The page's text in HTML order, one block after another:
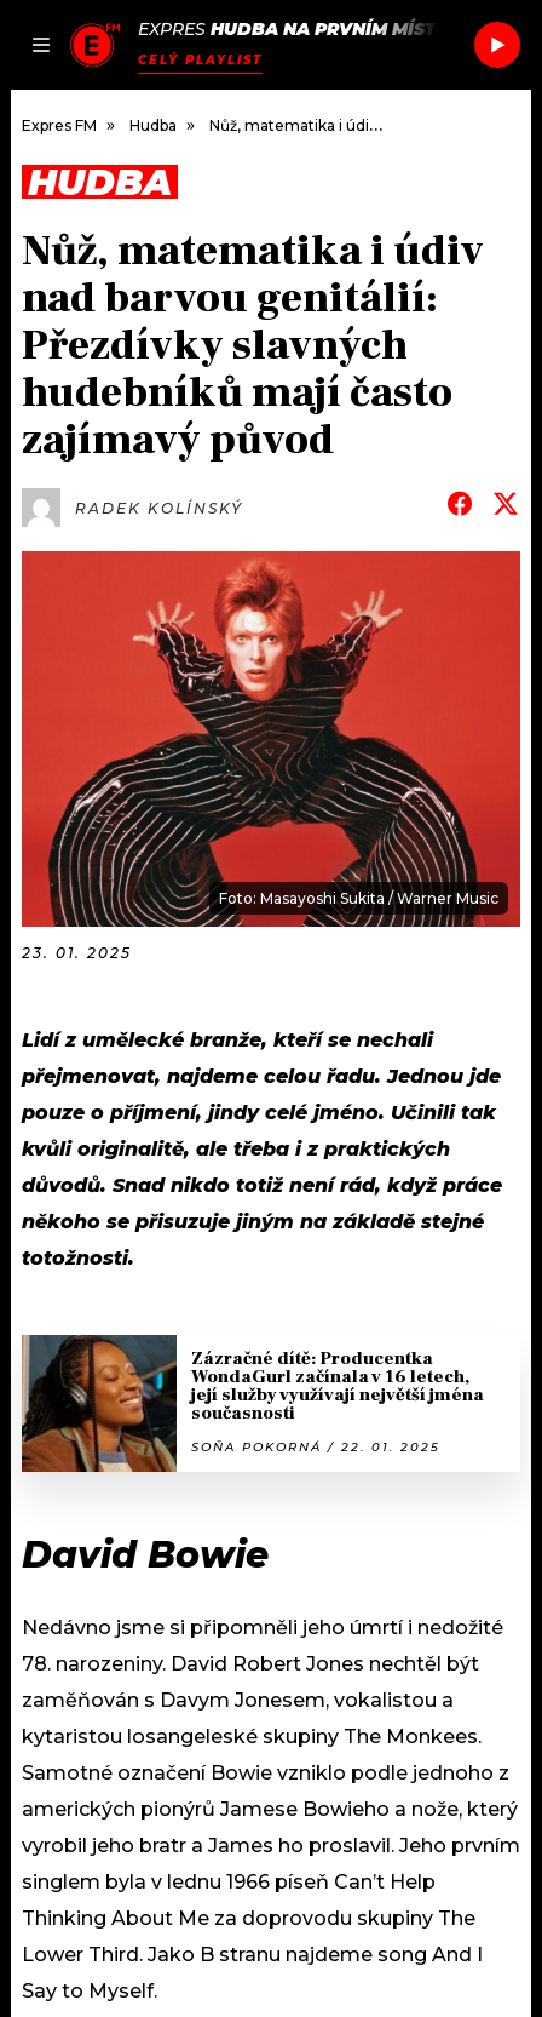
JAK
SEZNAM.CZ
EXPRES HUDBA NA PRVNÍM MÍSTĚ
CELÝ PLAYLIST
DOMŮ
ČLÁNKY
HUDBA
ROZHOVORY
#NEBUDUDOMA
KALENDÁŘ
KULTURA
MIX
OSTATNÍ
PODCASTY
JAK NALADIT
RÁDIO
APLIKACE
SOUTĚŽE
Expres FM Hudba Nůž, matematika i údiv nad barvou genitálií: Přezdívky slavných hudebníků mají často zajímavý původ
HUDBA
Nůž, matematika i údiv
nad barvou genitálií:
Přezdívky slavných
hudebníků mají často
zajímavý původ
RADEK KOLÍNSKÝ
Foto: Masayoshi Sukita / Warner Music
23. 01. 2025
Lidí z umělecké branže, kteří se nechali
přejmenovat, najdeme celou řadu. Jednou jde
pouze o příjmení, jindy celé jméno. Učinili tak
kvůli originalitě, ale třeba i z praktických
důvodů. Snad nikdo totiž není rád, když práce
někoho se přisuzuje jiným na základě stejné
totožnosti.
Zázračné dítě: Producentka
WondaGurl začínala v 16 letech,
její služby využívají největší jména
současnosti
SOŇA POKORNÁ / 22. 01. 2025
David Bowie
Nedávno jsme si připomněli jeho úmrtí i nedožité
78. narozeniny. David Robert Jones nechtěl být
zaměňován s Davym Jonesem, vokalistou a
kytaristou losangeleské skupiny The Monkees.
Samotné označení Bowie vzniklo podle jednoho z
amerických pionýrů Jamese Bowieho a nože, který
vyrobil jeho bratr a James ho proslavil. Jeho prvním
singlem byla v lednu 1966 píseň Can’t Help
Thinking About Me za doprovodu skupiny The
Lower Third. Jako B stranu najdeme song And I
Say to Myself.